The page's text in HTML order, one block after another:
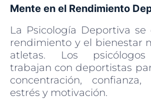
Mente en el Rendimiento
La Psicología Deportiva se
rendimiento y el bienestar
atletas. Los psicólogos
trabajan con deportistas
concentración,
estrés y motivación.